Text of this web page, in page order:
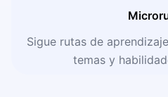
Sigue rutas de
temas y